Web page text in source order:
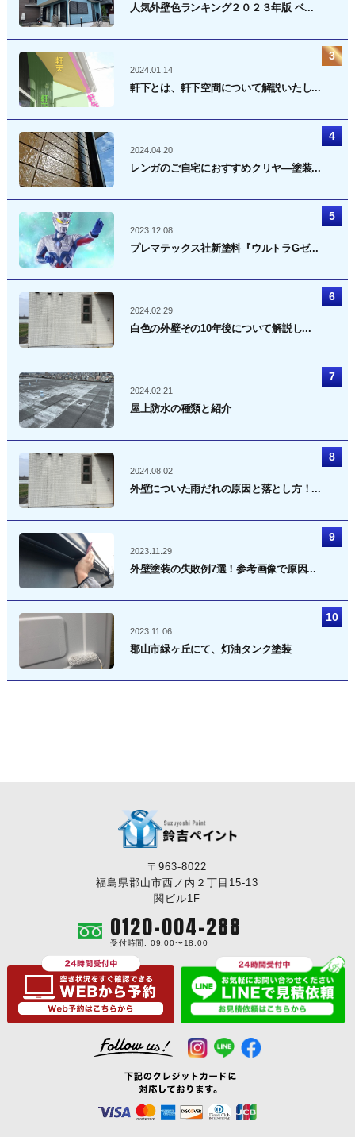
人気外壁色ランキング２０２３年版 ベ...
2024.01.14
軒下とは、軒下空間について解説いたし...
2024.04.20
レンガのご自宅におすすめクリヤ―塗装...
2023.12.08
プレマテックス社新塗料『ウルトラGゼ...
2024.02.29
白色の外壁その10年後について解説し...
2024.02.21
屋上防水の種類と紹介
2024.08.02
外壁についた雨だれの原因と落とし方！...
2023.11.29
外壁塗装の失敗例7選！参考画像で原因...
2023.11.06
郡山市緑ヶ丘にて、灯油タンク塗装
〒963-8022
福島県郡山市西ノ内２丁目15-13
関ビル1F
0120-004-288
受付時間: 09:00〜18:00